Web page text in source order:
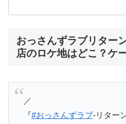
おっさんずラブリター
店のロケ地はどこ？ケ
／
『#おっさんずラブ-リター